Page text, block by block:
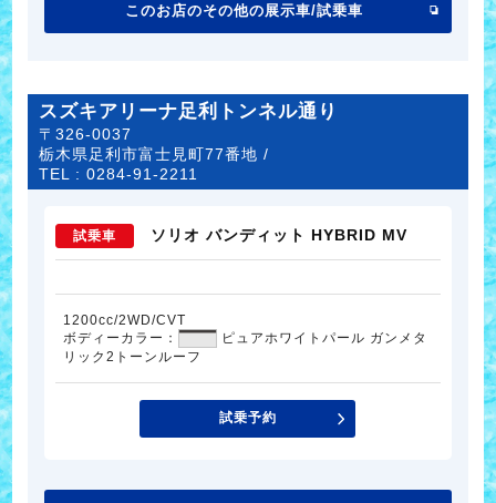
このお店のその他の展示車/試乗車
スズキアリーナ足利トンネル通り
〒326-0037
栃木県足利市富士見町77番地 /
TEL :0284-91-2211
試乗車 ソリオ バンディット HYBRID MV
1200cc/2WD/CVT
ボディーカラー：
ピュアホワイトパール ガンメタ
リック2トーンルーフ
試乗予約